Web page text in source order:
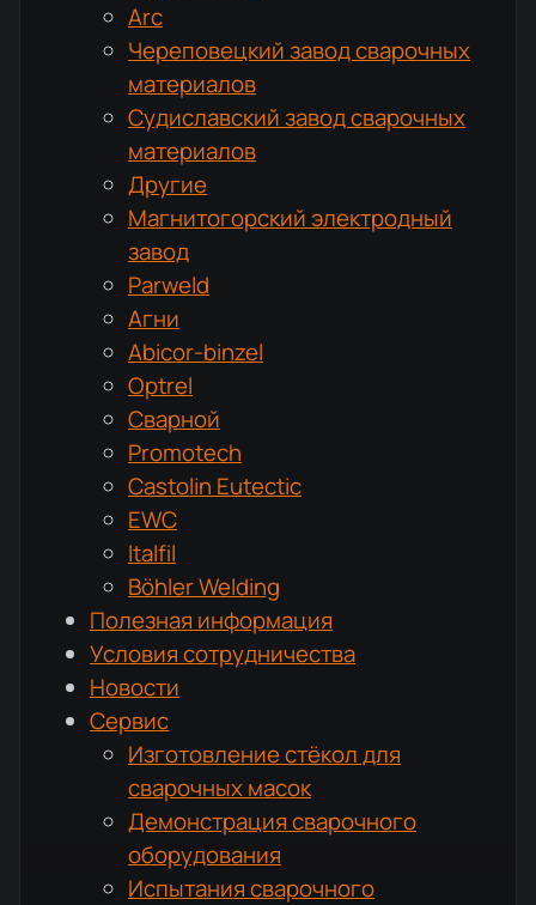
Arc
Череповецкий завод сварочных
материалов
Судиславский завод сварочных
материалов
Другие
Магнитогорский электродный
завод
Parweld
Агни
Abicor-binzel
Optrel
Сварной
Promotech
Castolin Eutectic
EWC
Italfil
Böhler Welding
Полезная информация
Условия сотрудничества
Новости
Сервис
Изготовление стёкол для
сварочных масок
Демонстрация сварочного
оборудования
Испытания сварочного